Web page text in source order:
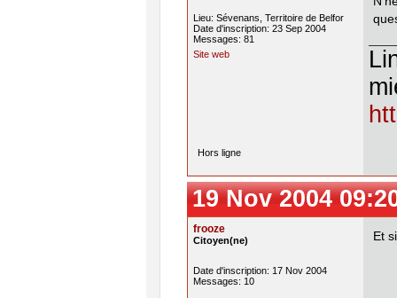
Lieu: Sévenans, Territoire de Belfor
Date d'inscription: 23 Sep 2004
Messages: 81
Site web
Hors ligne
19 Nov 2004
frooze
Citoyen(ne)
Date d'inscription: 17 Nov 2004
Messages: 10
Et